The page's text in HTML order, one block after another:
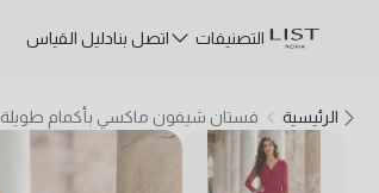
التصنيفات اتصل بنادليل القياس
الرئيسية فستان شيفون ماكسي بأكمام طويلة